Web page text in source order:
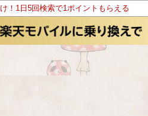
！1日5回検索で1ポイントもらえる